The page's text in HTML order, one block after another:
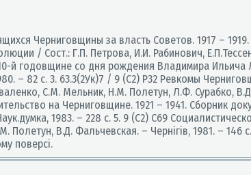
Черниговщины за власть Советов. 1917 –
/ Сост.: Г.П. Петрова, И.И. Рабинович,
й годовщине со дня рождения Владимира
– 82 с. 3. 63.3(2Ук)7 / 9 (С2) Р32 Ревкомы
С.М. Мельник, Н.М. Полетун, Л.Ф. Сурабко,
на Черниговщине. 1921 – 1941. Сборник
1983. – 228 с. 5. 9 (С2) С69
В.Д. Фальчевская. – Чернігів, 1981. – 146
поверсі.